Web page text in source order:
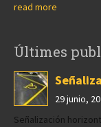
read more
Últimes
29 junio,
Señalización